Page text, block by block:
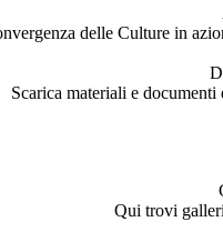
delle Culture in
Scarica materiali e
Qui trovi